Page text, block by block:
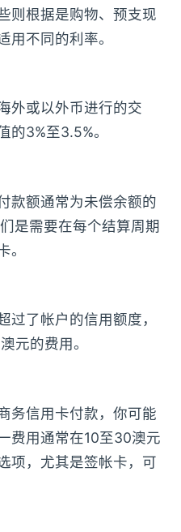
则根据是购物、预支现
用不同的利率。
外或以外币进行的交
的3%至3.5%。
款额通常为未偿余额的
是需要在每个结算周期
。
过了帐户的信用额度，
元的费用。
务信用卡付款，你可能
费用通常在10至30澳元
项，尤其是签帐卡，可